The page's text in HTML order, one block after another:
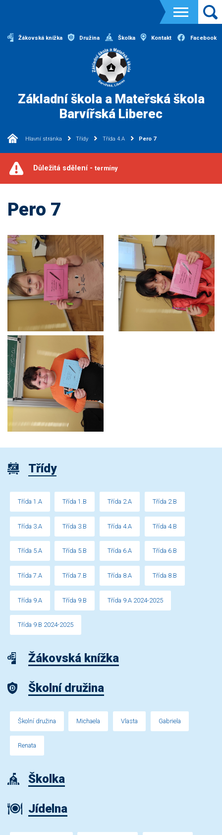
Žákovská knížka Družina Školka Kontakt Facebook
Základní škola a Mateřská škola
Barvířská Liberec
Hlavní stránka Třídy Třída 4.A Pero 7
Důležitá sdělení - termíny
Pero 7
Třídy
Třída 1.A Třída 1.B Třída 2.A Třída 2.B
Třída 3.A Třída 3.B Třída 4.A Třída 4.B
Třída 5.A Třída 5.B Třída 6.A Třída 6.B
Třída 7.A Třída 7.B Třída 8.A Třída 8.B
Třída 9.A Třída 9.B Třída 9.A 2024-2025
Třída 9.B 2024-2025
Žákovská knížka
Školní družina
Školní družina Michaela Vlasta Gabriela
Renata
Školka
Jídelna